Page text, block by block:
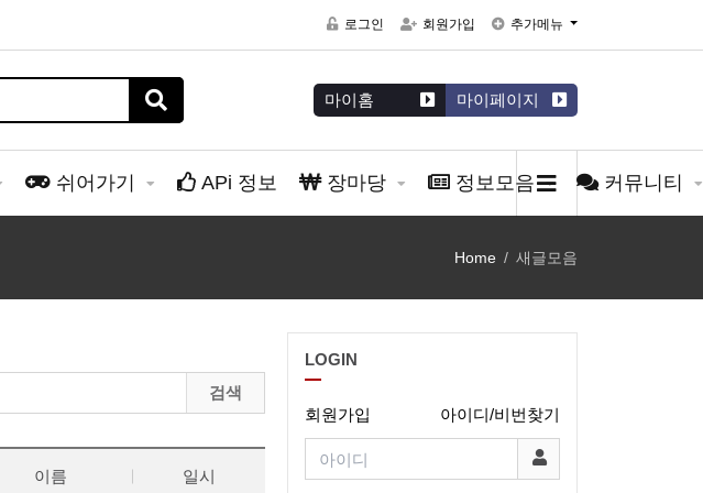
로그인 회원가입 추가메뉴
마이홈 마이페이지
쉬어가기 APi 정보 장마당 정보모음 커뮤니티
Home 새글모음
검색
이름 일시
LOGIN
회원가입 아이디/비번찾기